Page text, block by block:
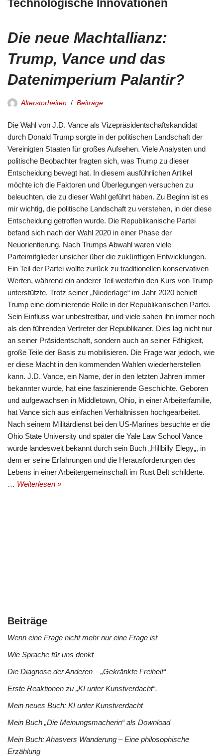
Technologische Innovationen
Die neue Machtallianz:
Trump, Vance und das
Datenimperium Palantir?
Alterstorheiten Beiträge
Die Wahl von J.D. Vance als Vizepräsidentschaftskandidat
durch Donald Trump sorgte in der politischen Landschaft der
Vereinigten Staaten für großes Aufsehen. Viele Analysten und
politische Beobachter fragten sich, was Trump zu dieser
Entscheidung bewegt hat. In diesem ausführlichen Artikel
möchte ich die Faktoren und Überlegungen versuchen zu
beleuchten, die zu dieser Wahl geführt haben. Zu Beginn ist es
mir wichtig, die politische Landschaft zu verstehen, in der diese
Entscheidung getroffen wurde. Die Republikanische Partei
befand sich nach der Wahl 2020 in einer Phase der
Neuorientierung. Nach Trumps Abwahl waren viele
Parteimitglieder unsicher über die zukünftigen Entwicklungen.
Ein Teil der Partei wollte zurück zu traditionellen konservativen
Werten, während ein anderer Teil weiterhin den Kurs von Trump
unterstützte. Trotz seiner „Niederlage“ im Jahr 2020 behielt
Trump eine dominierende Rolle in der Republikanischen Partei.
Sein Einfluss war unbestreitbar, und viele sahen ihn immer noch
als den führenden Vertreter der Republikaner. Dies lag nicht nur
an seiner Präsidentschaft, sondern auch an seiner Fähigkeit,
große Teile der Basis zu mobilisieren. Die Frage war jedoch, wie
er diese Macht in den kommenden Wahlen wiederherstellen
kann. J.D. Vance, ein Name, der in den letzten Jahren immer
bekannter wurde, hat eine faszinierende Geschichte. Geboren
und aufgewachsen in Middletown, Ohio, in einer Arbeiterfamilie,
hat Vance sich aus einfachen Verhältnissen hochgearbeitet.
Nach seinem Militärdienst bei den US-Marines besuchte er die
Ohio State University und später die Yale Law School Vance
wurde landesweit bekannt durch sein Buch „Hillbilly Elegy„, in
dem er seine Erfahrungen und die Herausforderungen des
Lebens in einer Arbeitergemeinschaft im Rust Belt schilderte.
… Weiterlesen »
Beiträge
Wenn eine Frage nicht mehr nur eine Frage ist
Wie Sprache für uns denkt
Die Diagnose der Anderen – „Gekränkte Freiheit“
Erste Reaktionen zu „KI unter Kunstverdacht“.
Mein neues Buch: KI unter Kunstverdacht
Mein Buch „Die Meinungsmacherin“ als Download
Mein Buch: Ahasvers Wanderung – Eine philosophische
Erzählung